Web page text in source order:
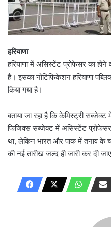
हरियाणा
हरियाणा में असिस्टेंट प्रोफेसर का
है। इसका नोटिफिकेशन हरियाणा
किया गया है।
बताया जा रहा है कि केमिस्ट्री
फिजिक्स सब्जेक्ट में असिस्टेंट प्रोफेसर
था, लेकिन भारत और पाक में तनाव के
की नई तारीख जल्द ही जारी कर दी